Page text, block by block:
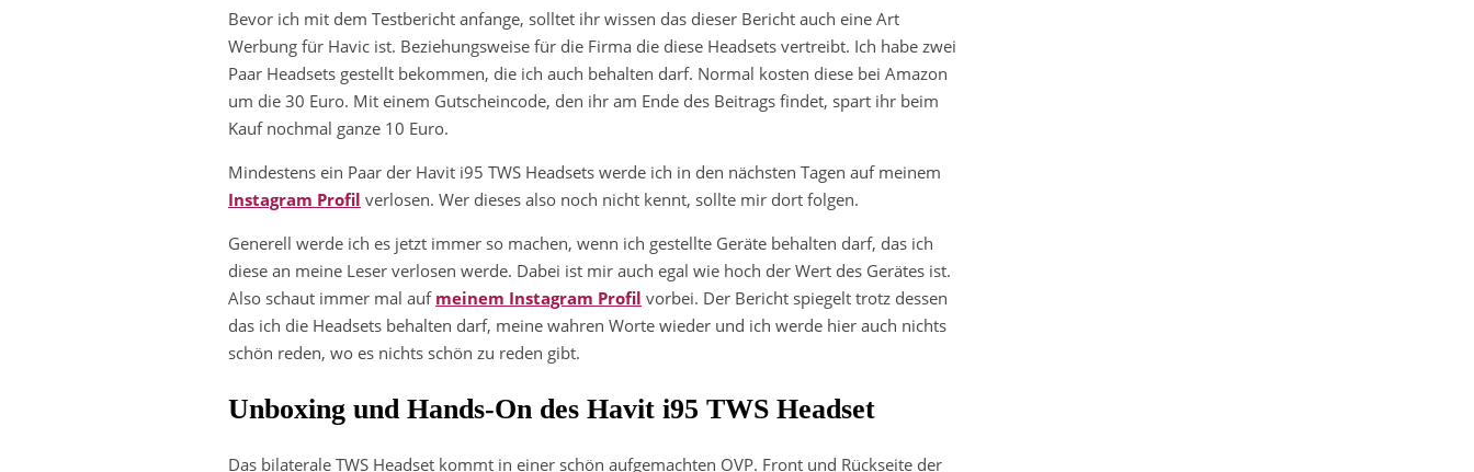
Bevor ich mit dem Testbericht anfange, solltet ihr wissen das dieser Bericht auch eine Art
Werbung für Havic ist. Beziehungsweise für die Firma die diese Headsets vertreibt. Ich habe zwei
Paar Headsets gestellt bekommen, die ich auch behalten darf. Normal kosten diese bei Amazon
um die 30 Euro. Mit einem Gutscheincode, den ihr am Ende des Beitrags findet, spart ihr beim
Kauf nochmal ganze 10 Euro.
Mindestens ein Paar der Havit i95 TWS Headsets werde ich in den nächsten Tagen auf meinem
Instagram Profil verlosen. Wer dieses also noch nicht kennt, sollte mir dort folgen.
Generell werde ich es jetzt immer so machen, wenn ich gestellte Geräte behalten darf, das ich
diese an meine Leser verlosen werde. Dabei ist mir auch egal wie hoch der Wert des Gerätes ist.
Also schaut immer mal auf meinem Instagram Profil vorbei. Der Bericht spiegelt trotz dessen
das ich die Headsets behalten darf, meine wahren Worte wieder und ich werde hier auch nichts
schön reden, wo es nichts schön zu reden gibt.
Unboxing und Hands-On des Havit i95 TWS Headset
Das bilaterale TWS Headset kommt in einer schön aufgemachten OVP. Front und Rückseite der